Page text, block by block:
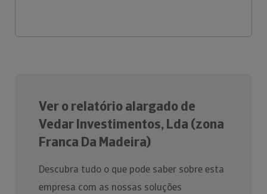
Ver o relatório alargado de
Vedar Investimentos, Lda (zona
Franca Da Madeira)
Descubra tudo o que pode saber sobre esta
empresa com as nossas soluções